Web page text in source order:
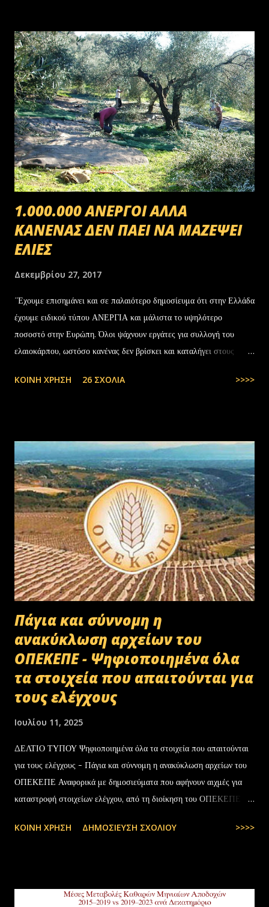
1.000.000 ΑΝΕΡΓΟΙ ΑΛΛΑ
ΚΑΝΕΝΑΣ ΔΕΝ ΠΑΕΙ ΝΑ ΜΑΖΕΨΕΙ
ΕΛΙΕΣ
Δεκεμβρίου 27, 2017
΄Έχουμε επισημάνει και σε παλαιότερο δημοσίευμα ότι στην Ελλάδα
έχουμε ειδικού τύπου ΑΝΕΡΓΙΑ και μάλιστα το υψηλότερο
ποσοστό στην Ευρώπη. Όλοι ψάχνουν εργάτες για συλλογή του
ελαιοκάρπου, ωστόσο κανένας δεν βρίσκει και καταλήγει στους
στην Ελλάδα, πάλι δεν μας φτάνουν. Στην Ελλάδα του 1.000.000
ΚΟΙΝΉ ΧΡΉΣΗ 26 ΣΧΌΛΙΑ >>>>
Πάγια και σύννομη η
ανακύκλωση αρχείων του
ΟΠΕΚΕΠΕ - Ψηφιοποιημένα όλα
τα στοιχεία που απαιτούνται για
τους ελέγχους
Ιουλίου 11, 2025
ΔΕΛΤΙΟ ΤΥΠΟΥ Ψηφιοποιημένα όλα τα στοιχεία που απαιτούνται
για τους ελέγχους - Πάγια και σύννομη η ανακύκλωση αρχείων του
ΟΠΕΚΕΠΕ Αναφορικά με δημοσιεύματα που αφήνουν αιχμές για
καταστροφή στοιχείων ελέγχου, από τη διοίκηση του ΟΠΕΚΕΠΕ
εστάλη προς ανακύκλωση στις 10-07-2025 στην Θεσσαλονίκη,
αποστολή των Πινάκων αρχείων Καταστρεπτέων Υλικών της ΠΔ
ΚΟΙΝΉ ΧΡΉΣΗ ΔΗΜΟΣΊΕΥΣΗ ΣΧΟΛΊΟΥ >>>>